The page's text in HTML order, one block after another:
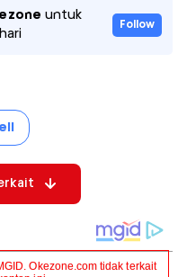
untuk
Follow